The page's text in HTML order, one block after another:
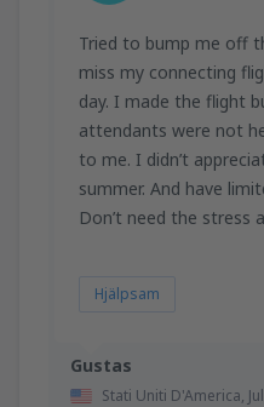
Gustas
Stati Uniti D'America,
Tried to bump me off
miss my connecting
day. I made the flight
attendants were not
to me. I didn’t
summer. And have
Don’t need the stress
Hjälpsam